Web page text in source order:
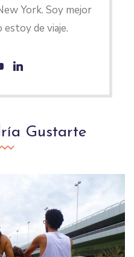
York. Soy mejor
estoy de viaje.
Gustarte